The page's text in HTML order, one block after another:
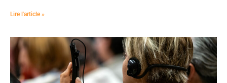
Lire l'article »